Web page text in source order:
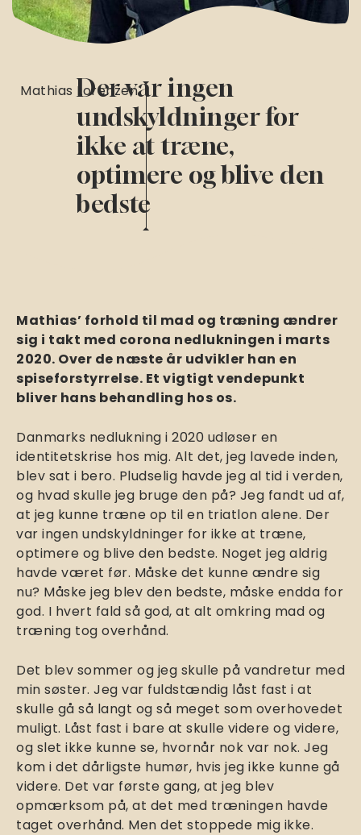
Der var ingen
undskyldninger for
ikke at træne,
optimere og blive den
bedste
Mathias Lorenzen
Mathias’ forhold til mad og træning ændrer
sig i takt med corona nedlukningen i marts
2020. Over de næste år udvikler han en
spiseforstyrrelse. Et vigtigt vendepunkt
bliver hans behandling hos os.
Danmarks nedlukning i 2020 udløser en
identitetskrise hos mig. Alt det, jeg lavede inden,
blev sat i bero. Pludselig havde jeg al tid i verden,
og hvad skulle jeg bruge den på? Jeg fandt ud af,
at jeg kunne træne op til en triatlon alene. Der
var ingen undskyldninger for ikke at træne,
optimere og blive den bedste. Noget jeg aldrig
havde været før. Måske det kunne ændre sig
nu? Måske jeg blev den bedste, måske endda for
god. I hvert fald så god, at alt omkring mad og
træning tog overhånd.
Det blev sommer og jeg skulle på vandretur med
min søster. Jeg var fuldstændig låst fast i at
skulle gå så langt og så meget som overhovedet
muligt. Låst fast i bare at skulle videre og videre,
og slet ikke kunne se, hvornår nok var nok. Jeg
kom i det dårligste humør, hvis jeg ikke kunne gå
videre. Det var første gang, at jeg blev
opmærksom på, at det med træningen havde
taget overhånd. Men det stoppede mig ikke.